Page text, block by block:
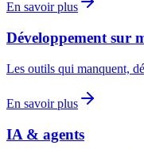
En savoir plus
Développement sur
Les outils qui manquent,
En savoir plus
IA & agents